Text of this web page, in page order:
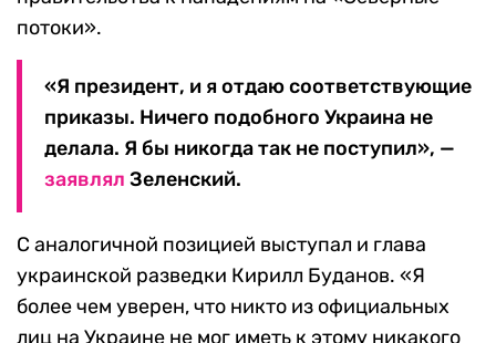
потоки».
«Я президент, и я отдаю соответствующие
приказы. Ничего подобного Украина не
делала. Я бы никогда так не поступил», —
заявлял Зеленский.
С аналогичной позицией выступал и глава
украинской разведки Кирилл Буданов. «Я
более чем уверен, что никто из официальных
лиц на Украине не мог иметь к этому никакого